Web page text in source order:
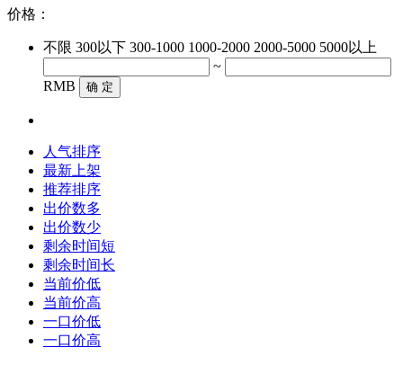
价格：
不限 300以下 300-1000 1000-2000 2000-5000 5000以上
~
RMB
确 定
人气排序
最新上架
推荐排序
出价数多
出价数少
剩余时间短
剩余时间长
当前价低
当前价高
一口价低
一口价高